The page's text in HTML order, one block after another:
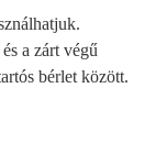
a zárt végű
bérlet között.